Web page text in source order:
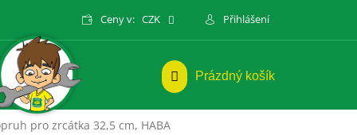
Ceny v: CZK Přihlášení
NÁKUPNÍ
Prázdný košík
pro zrcátka 32,5 cm, HABA